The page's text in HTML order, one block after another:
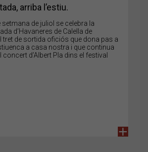
arriba l’estiu.
setmana de juliol se celebra la
d’Havaneres de Calella de
tret de sortida oficiós que dona pas a
a casa nostra i que continua
concert d’Albert Pla dins el festival
+